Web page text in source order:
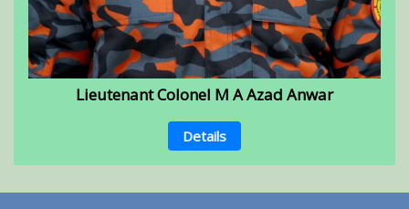
Lieutenant Colonel M A Azad Anwar
Details